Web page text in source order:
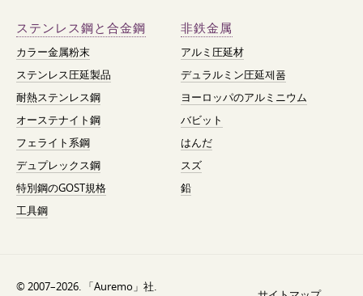
ステンレス鋼と合金鋼
カラー金属粉末
ステンレス圧延製品
耐熱ステンレス鋼
オーステナイト鋼
フェライト系鋼
デュプレックス鋼
特別鋼のGOST規格
工具鋼
非鉄金属
アルミ圧延材
デュラルミン圧延제품
ヨーロッパのアルミニウム
バビット
はんだ
スズ
鉛
© 2007–2026. 「Auremo」社.